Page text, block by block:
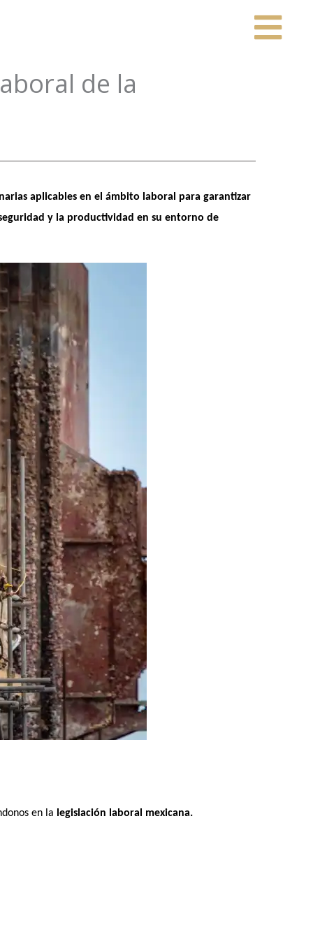
de la
aplicables en el ámbito laboral para garantizar
y la productividad en su entorno de
en la legislación laboral mexicana.